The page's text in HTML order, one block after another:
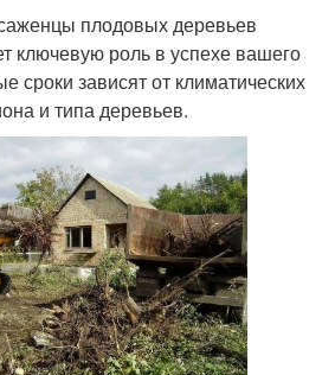
плодовых деревьев
ключевую роль в успехе вашего
сроки зависят от климатических
и типа деревьев.